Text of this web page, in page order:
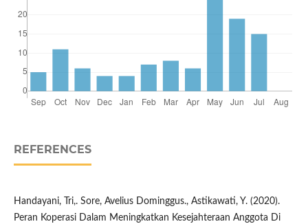
REFERENCES
Handayani, Tri,. Sore, Avelius Dominggus., Astikawati, Y. (2020).
Peran Koperasi Dalam Meningkatkan Kesejahteraan Anggota Di